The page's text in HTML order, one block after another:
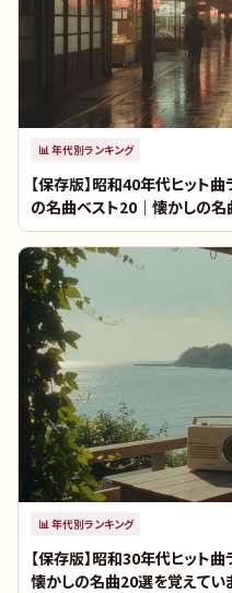
📊年代別ランキング
【保存版】昭和40年代ヒット
の名曲ベスト20｜懐かしの名
📊年代別ランキング
【保存版】昭和30年代ヒット
懐かしの名曲20選を覚えてい